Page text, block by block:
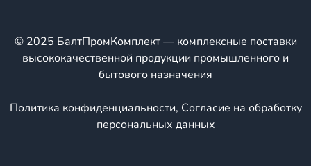
© 2025 БалтПромКомплект — комплексные поставки
высококачественной продукции промышленного и
бытового назначения
Политика конфиденциальности, Согласие на обработку
персональных данных